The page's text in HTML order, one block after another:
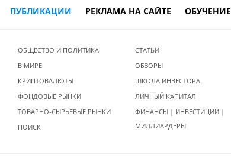
ПУБЛИКАЦИИ РЕКЛАМА НА САЙТЕ ОБУЧЕНИЕ
ОБЩЕСТВО И ПОЛИТИКА
В МИРЕ
КРИПТОВАЛЮТЫ
ФОНДОВЫЕ РЫНКИ
ТОВАРНО-СЫРЬЕВЫЕ РЫНКИ
ПОИСК
СТАТЬИ
ОБЗОРЫ
ШКОЛА ИНВЕСТОРА
ЛИЧНЫЙ КАПИТАЛ
ФИНАНСЫ | ИНВЕСТИЦИИ |
МИЛЛИАРДЕРЫ